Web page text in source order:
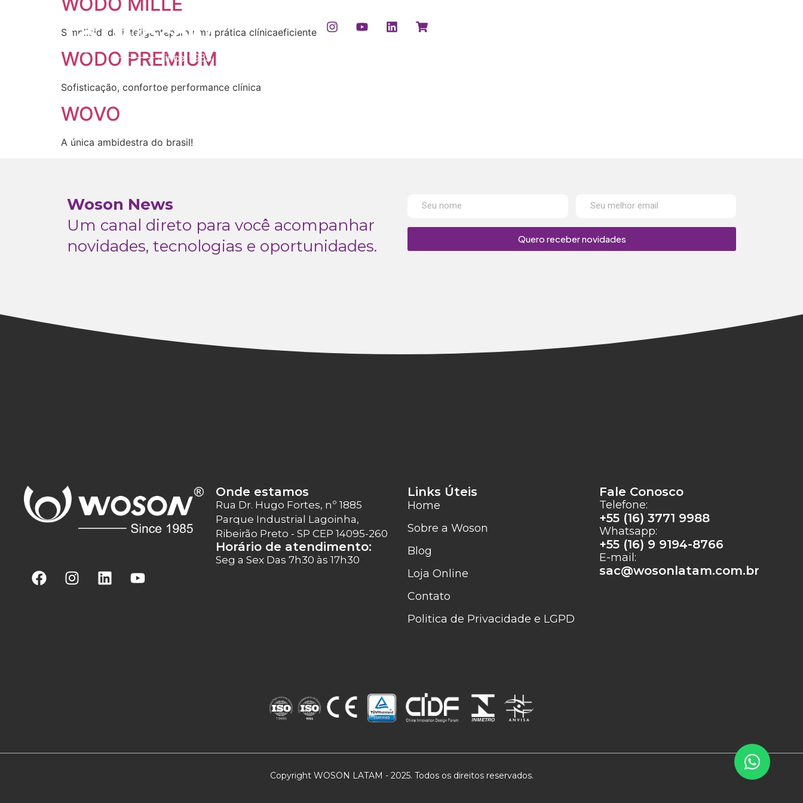
Simplicidade inteligentepara uma prática clínicaeficiente
WODO PREMIUM
Sofisticação, confortoe performance clínica
WOVO
A única ambidestra do brasil!
Woson News
Um canal direto para você acompanhar
novidades, tecnologias e oportunidades.
Quero receber novidades
Onde estamos
Rua Dr. Hugo Fortes, nº 1885
Parque Industrial Lagoinha,
Ribeirão Preto - SP CEP 14095-260
Horário de atendimento:
Seg a Sex Das 7h30 às 17h30
Links Úteis
Home
Sobre a Woson
Blog
Loja Online
Contato
Politica de Privacidade e LGPD
Fale Conosco
Telefone:
+55 (16) 3771 9988
Whatsapp:
+55 (16) 9 9194-8766
E-mail:
sac@wosonlatam.com.br
Copyright WOSON LATAM - 2025. Todos os direitos reservados.